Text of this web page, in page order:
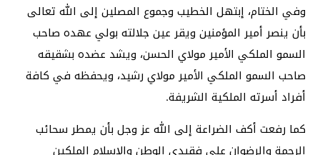
وفي الختام، إبتهل الخطيب وجموع المصلين إلى الله تعالى
بأن ينصر أمير المؤمنين ويقر عين جلالته بولي عهده صاحب
السمو الملكي الأمير مولاي الحسن، ويشد عضده بشقيقه
صاحب السمو الملكي الأمير مولاي رشيد، ويحفظه في كافة
أفراد أسرته الملكية الشريفة.
كما رفعت أكف الضراعة إلى الله عز وجل بأن يمطر سحائب
الرحمة والرضوان على فقيدي الوطن والإسلام الملكين